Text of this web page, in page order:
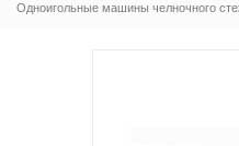
Одноигольные машины челночного